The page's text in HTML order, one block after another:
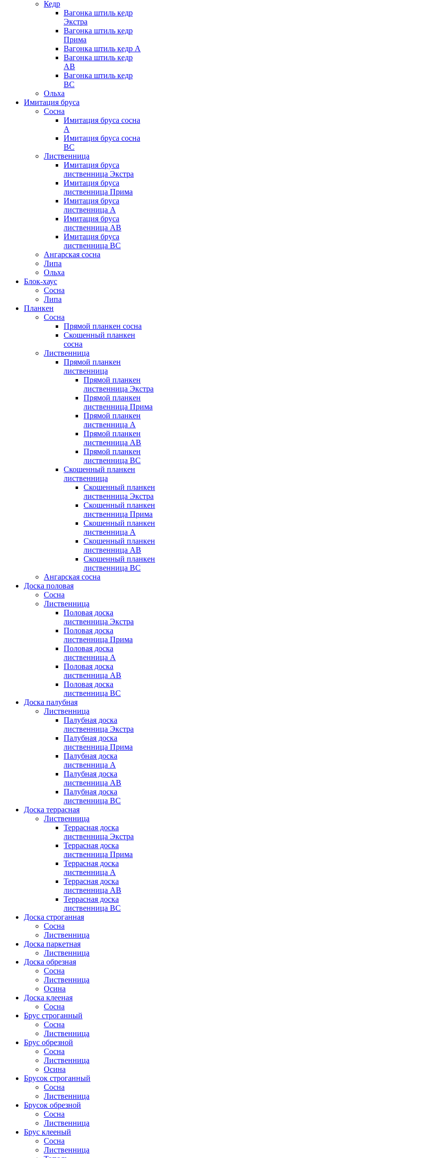
Кедр
Вагонка штиль кедр
Экстра
Вагонка штиль кедр
Прима
Вагонка штиль кедр А
Вагонка штиль кедр
AB
Вагонка штиль кедр
BC
Ольха
Имитация бруса
Сосна
Имитация бруса сосна
А
Имитация бруса сосна
BC
Лиственница
Имитация бруса
лиственница Экстра
Имитация бруса
лиственница Прима
Имитация бруса
лиственница А
Имитация бруса
лиственница АB
Имитация бруса
лиственница BC
Ангарская сосна
Липа
Ольха
Блок-хаус
Сосна
Липа
Планкен
Сосна
Прямой планкен сосна
Скошенный планкен
сосна
Лиственница
Прямой планкен
лиственница
Прямой планкен
лиственница Экстра
Прямой планкен
лиственница Прима
Прямой планкен
лиственница А
Прямой планкен
лиственница AB
Прямой планкен
лиственница BC
Скошенный планкен
лиственница
Скошенный планкен
лиственница Экстра
Скошенный планкен
лиственница Прима
Скошенный планкен
лиственница А
Скошенный планкен
лиственница AB
Скошенный планкен
лиственница BC
Ангарская сосна
Доска половая
Сосна
Лиственница
Половая доска
лиственница Экстра
Половая доска
лиственница Прима
Половая доска
лиственница А
Половая доска
лиственница АB
Половая доска
лиственница BC
Доска палубная
Лиственница
Палубная доска
лиственница Экстра
Палубная доска
лиственница Прима
Палубная доска
лиственница А
Палубная доска
лиственница АB
Палубная доска
лиственница BC
Доска террасная
Лиственница
Террасная доска
лиственница Экстра
Террасная доска
лиственница Прима
Террасная доска
лиственница А
Террасная доска
лиственница AB
Террасная доска
лиственница BC
Доска строганная
Сосна
Лиственница
Доска паркетная
Лиственница
Доска обрезная
Сосна
Лиственница
Осина
Доска клееная
Сосна
Брус строганный
Сосна
Лиственница
Брус обрезной
Сосна
Лиственница
Осина
Брусок строганный
Сосна
Лиственница
Брусок обрезной
Сосна
Лиственница
Брус клееный
Сосна
Лиственница